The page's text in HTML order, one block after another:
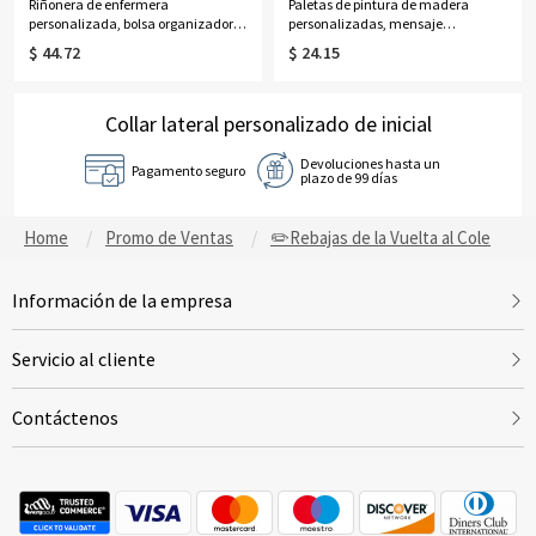
Riñonera de enfermera
personalizada, bolsa organizadora
de enfermera con soporte de cinta,
cinturón médico para suministros
$ 44.72
Paletas de pintura de madera
personalizadas, mensaje
personalizado y paleta de nombre,
regalos de cumpleaños para
$ 24.15
Collar lateral personalizado de inicial
Pagamento seguro
Devoluciones hasta un
plazo de 99 días
Home Promo de Ventas ✏️Rebajas de la Vuelta al Cole
Información de la empresa
Servicio al cliente
Contáctenos